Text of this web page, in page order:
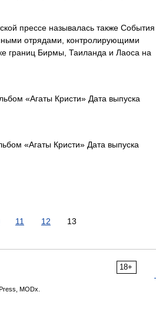
прессе называлась также События
отрядами, контролирующими
границ Бирмы, Таиланда и Лаоса на
«Агаты Кристи» Дата выпуска
«Агаты Кристи» Дата выпуска
11 12 13
18+
MODx.